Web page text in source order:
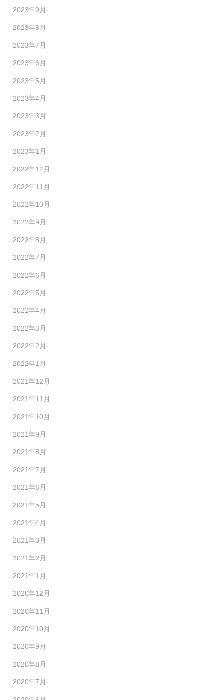
2023年9月
2023年8月
2023年7月
2023年6月
2023年5月
2023年4月
2023年3月
2023年2月
2023年1月
2022年12月
2022年11月
2022年10月
2022年9月
2022年8月
2022年7月
2022年6月
2022年5月
2022年4月
2022年3月
2022年2月
2022年1月
2021年12月
2021年11月
2021年10月
2021年9月
2021年8月
2021年7月
2021年6月
2021年5月
2021年4月
2021年3月
2021年2月
2021年1月
2020年12月
2020年11月
2020年10月
2020年9月
2020年8月
2020年7月